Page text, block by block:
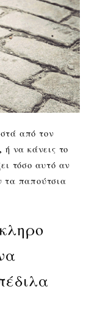
από τον
ή να κάνεις το
τόσο αυτό αν
τα παπούτσια